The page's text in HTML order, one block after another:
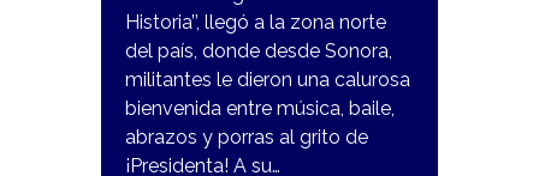
Historia’’, llegó a la zona norte
del país, donde desde Sonora,
militantes le dieron una calurosa
bienvenida entre música, baile,
abrazos y porras al grito de
¡Presidenta! A su…